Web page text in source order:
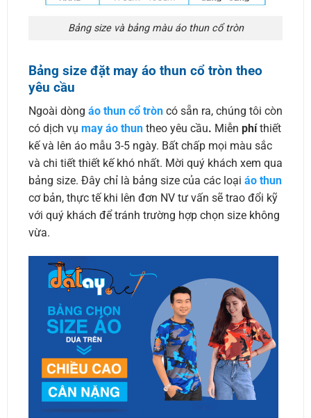
Bảng size và bảng màu áo thun cổ tròn
Bảng size đặt may áo thun cổ tròn theo
yêu cầu
Ngoài dòng áo thun cổ tròn có sẵn ra, chúng tôi còn
có dịch vụ may áo thun theo yêu cầu. Miễn phíthiết
kế và lên áo mẫu 3-5 ngày. Bất chấp mọi màu sắc
và chi tiết thiết kế khó nhất. Mời quý khách xem qua
bảng size. Đây chỉ là bảng size của các loại áo thun
cơ bản, thực tế khi lên đơn NV tư vấn sẽ trao đổi kỹ
với quý khách để tránh trường hợp chọn size không
vừa.